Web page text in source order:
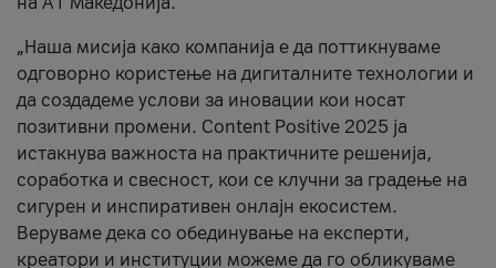
„Наша мисија како компанија е да поттикнуваме
одговорно користење на дигиталните технологии и
да создадеме услови за иновации кои носат
позитивни промени. Content Positive 2025 ја
истакнува важноста на практичните решенија,
соработка и свесност, кои се клучни за градење на
сигурен и инспиративен онлајн екосистем.
Веруваме дека со обединување на експерти,
креатори и институции можеме да го обликуваме